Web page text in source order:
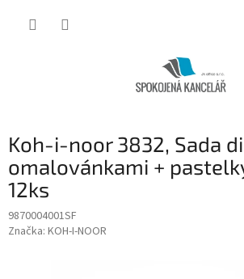
Koh-i-noor 3832, Sada
omalovánkami +
12ks
9870004001SF
Značka: KOH-I-NOOR